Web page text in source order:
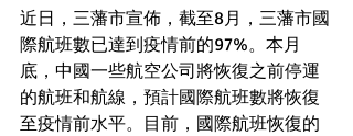
近日，三藩市宣佈，截至8月，三藩市國
際航班數已達到疫情前的97%。本月
底，中國一些航空公司將恢復之前停運
的航班和航線，預計國際航班數將恢復
至疫情前水平。目前，國際航班恢復的